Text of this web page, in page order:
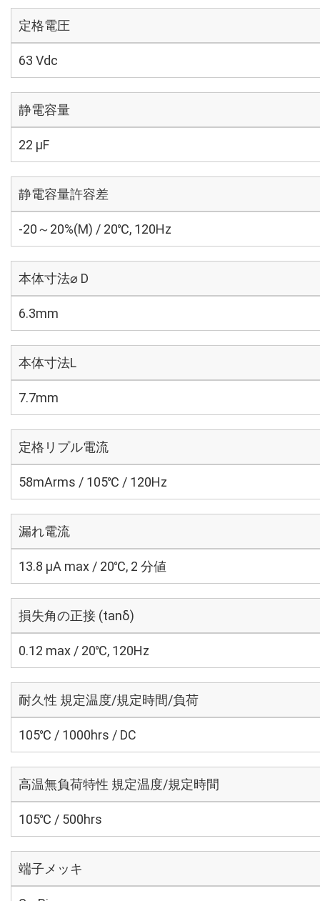
定格電圧
63 Vdc
静電容量
22 µF
静電容量許容差
-20～20%(M) / 20℃, 120Hz
本体寸法⌀ D
6.3mm
本体寸法L
7.7mm
定格リプル電流
58mArms / 105℃ / 120Hz
漏れ電流
13.8 μA max / 20℃, 2 分値
損失角の正接 (tanδ)
0.12 max / 20℃, 120Hz
耐久性 規定温度/規定時間/負荷
105℃ / 1000hrs / DC
高温無負荷特性 規定温度/規定時間
105℃ / 500hrs
端子メッキ